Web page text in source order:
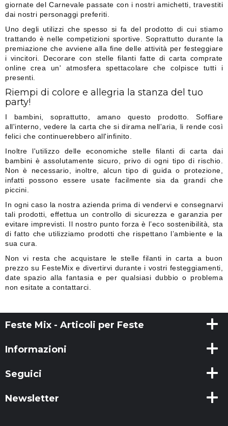
giornate del Carnevale passate con i nostri amichetti, travestiti
dai nostri personaggi preferiti.
Uno degli utilizzi che spesso si fa del prodotto di cui stiamo
trattando è nelle competizioni sportive. Soprattutto durante la
premiazione che avviene alla fine delle attività per festeggiare
i vincitori. Decorare con stelle filanti fatte di carta comprate
online crea un' atmosfera spettacolare che colpisce tutti i
presenti.
Riempi di colore e allegria la stanza del tuo
party!
I bambini, soprattutto, amano questo prodotto. Soffiare
all'interno, vedere la carta che si dirama nell'aria, li rende così
felici che continuerebbero all'infinito.
Inoltre l'utilizzo delle economiche stelle filanti di carta dai
bambini è assolutamente sicuro, privo di ogni tipo di rischio.
Non è necessario, inoltre, alcun tipo di guida o protezione,
infatti possono essere usate facilmente sia da grandi che
piccini.
In ogni caso la nostra azienda prima di vendervi e consegnarvi
tali prodotti, effettua un controllo di sicurezza e garanzia per
evitare imprevisti. Il nostro punto forza è l’eco sostenibilità, sta
di fatto che utilizziamo prodotti che rispettano l’ambiente e la
sua cura.
Non vi resta che acquistare le stelle filanti in carta a buon
prezzo su FesteMix e divertirvi durante i vostri festeggiamenti,
date spazio alla fantasia e per qualsiasi dubbio o problema
non esitate a contattarci.
Feste Mix - Articoli per Feste
Informazioni
Seguici
Newsletter